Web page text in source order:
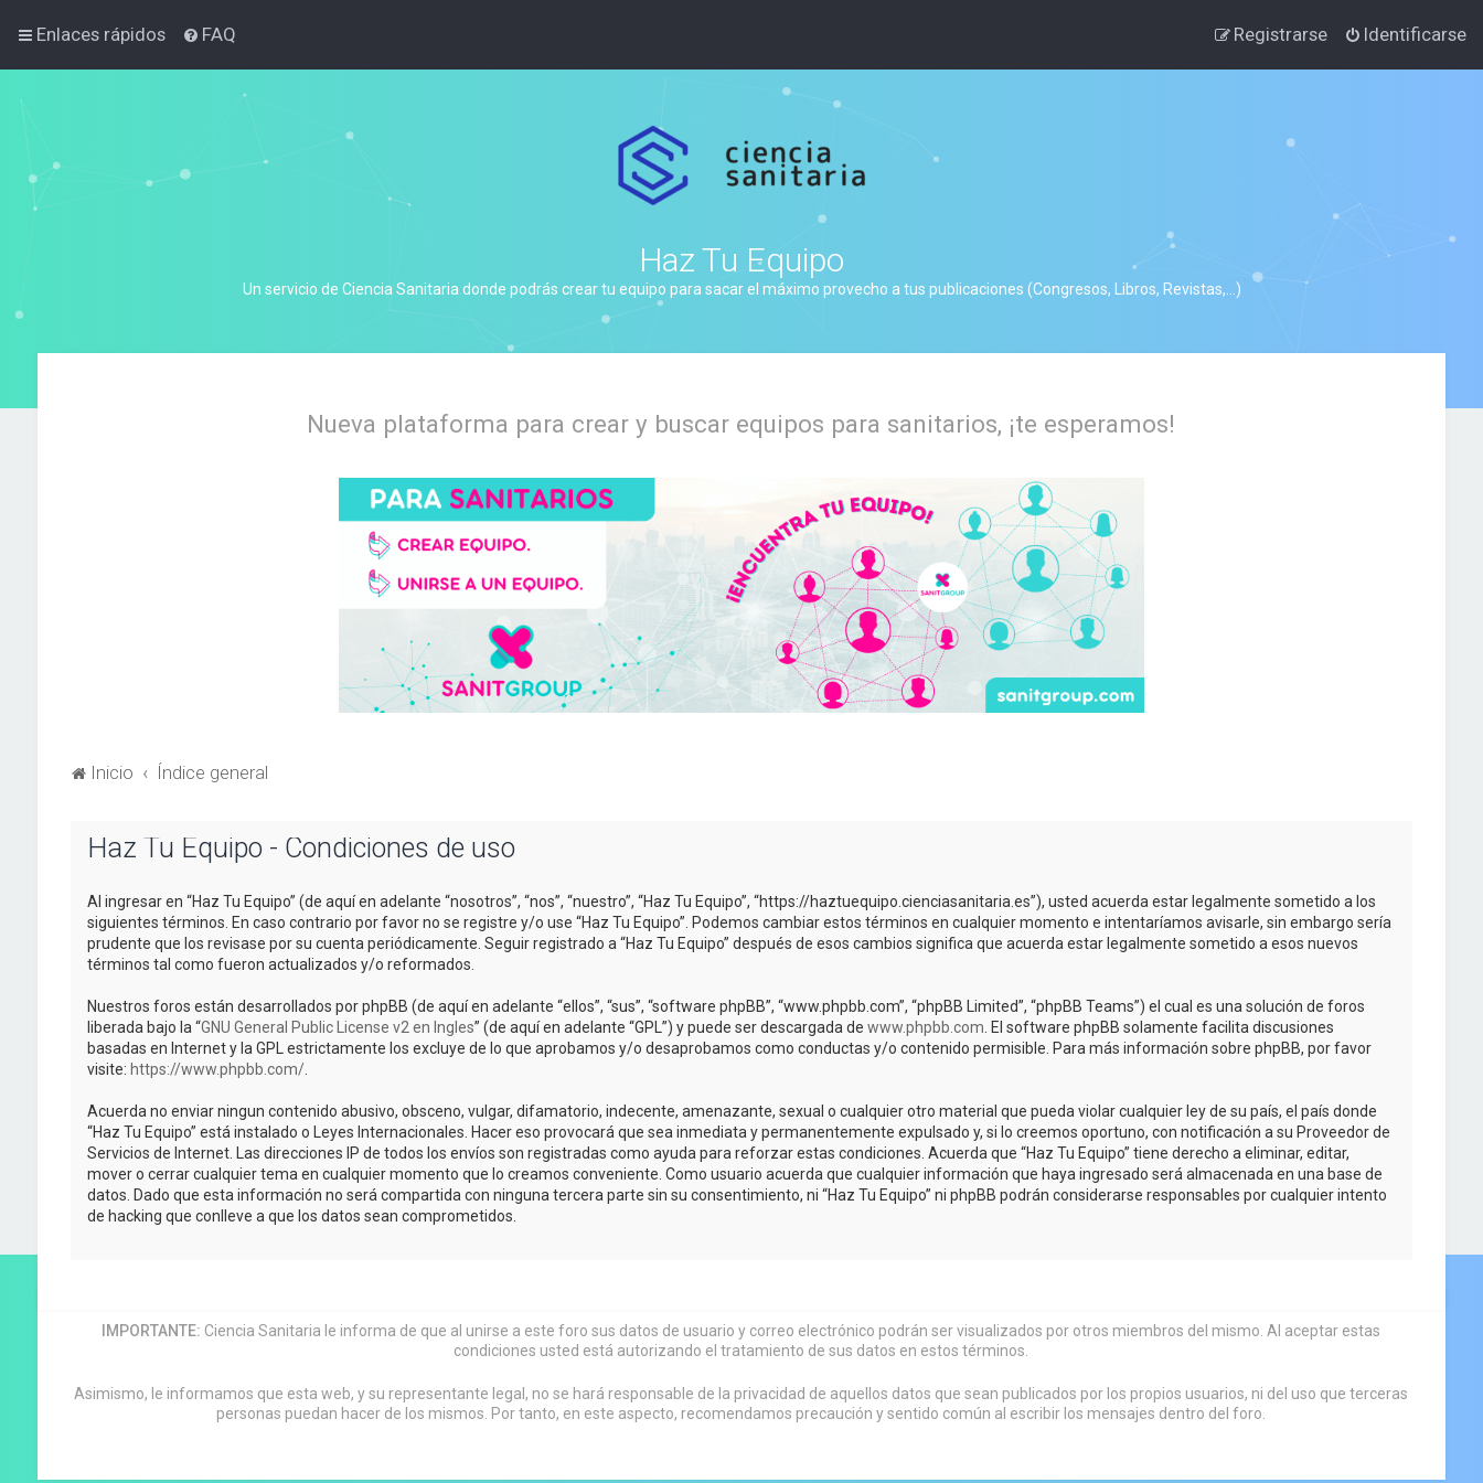
Enlaces rápidos FAQ Identificarse
Registrarse
Haz Tu Equipo
Un servicio de Ciencia Sanitaria donde podrás crear tu equipo para sacar el máximo provecho a tus publicaciones (Congresos, Libros, Revistas,...)
Nueva plataforma para crear y buscar equipos para sanitarios, ¡te esperamos!
Inicio Índice general
Haz Tu Equipo - Condiciones de uso
Al ingresar en “Haz Tu Equipo” (de aquí en adelante “nosotros”, “nos”, “nuestro”, “Haz Tu Equipo”, “https://haztuequipo.cienciasanitaria.es”), usted acuerda estar legalmente sometido a los
siguientes términos. En caso contrario por favor no se registre y/o use “Haz Tu Equipo”. Podemos cambiar estos términos en cualquier momento e intentaríamos avisarle, sin embargo sería
prudente que los revisase por su cuenta periódicamente. Seguir registrado a “Haz Tu Equipo” después de esos cambios significa que acuerda estar legalmente sometido a esos nuevos
términos tal como fueron actualizados y/o reformados.
Nuestros foros están desarrollados por phpBB (de aquí en adelante “ellos”, “sus”, “software phpBB”, “www.phpbb.com”, “phpBB Limited”, “phpBB Teams”) el cual es una solución de foros
liberada bajo la “GNU General Public License v2 en Ingles” (de aquí en adelante “GPL”) y puede ser descargada de www.phpbb.com . El software phpBB solamente facilita discusiones
basadas en Internet y la GPL estrictamente los excluye de lo que aprobamos y/o desaprobamos como conductas y/o contenido permisible. Para más información sobre phpBB, por favor
visite: https://www.phpbb.com/.
Acuerda no enviar ningun contenido abusivo, obsceno, vulgar, difamatorio, indecente, amenazante, sexual o cualquier otro material que pueda violar cualquier ley de su país, el país donde
“Haz Tu Equipo” está instalado o Leyes Internacionales. Hacer eso provocará que sea inmediata y permanentemente expulsado y, si lo creemos oportuno, con notificación a su Proveedor de
Servicios de Internet. Las direcciones IP de todos los envíos son registradas como ayuda para reforzar estas condiciones. Acuerda que “Haz Tu Equipo” tiene derecho a eliminar, editar,
mover o cerrar cualquier tema en cualquier momento que lo creamos conveniente. Como usuario acuerda que cualquier información que haya ingresado será almacenada en una base de
datos. Dado que esta información no será compartida con ninguna tercera parte sin su consentimiento, ni “Haz Tu Equipo” ni phpBB podrán considerarse responsables por cualquier intento
de hacking que conlleve a que los datos sean comprometidos.
IMPORTANTE: Ciencia Sanitaria le informa de que al unirse a este foro sus datos de usuario y correo electrónico podrán ser visualizados por otros miembros del mismo. Al aceptar estas
condiciones usted está autorizando el tratamiento de sus datos en estos términos.
Asimismo, le informamos que esta web, y su representante legal, no se hará responsable de la privacidad de aquellos datos que sean publicados por los propios usuarios, ni del uso que terceras
personas puedan hacer de los mismos. Por tanto, en este aspecto, recomendamos precaución y sentido común al escribir los mensajes dentro del foro.